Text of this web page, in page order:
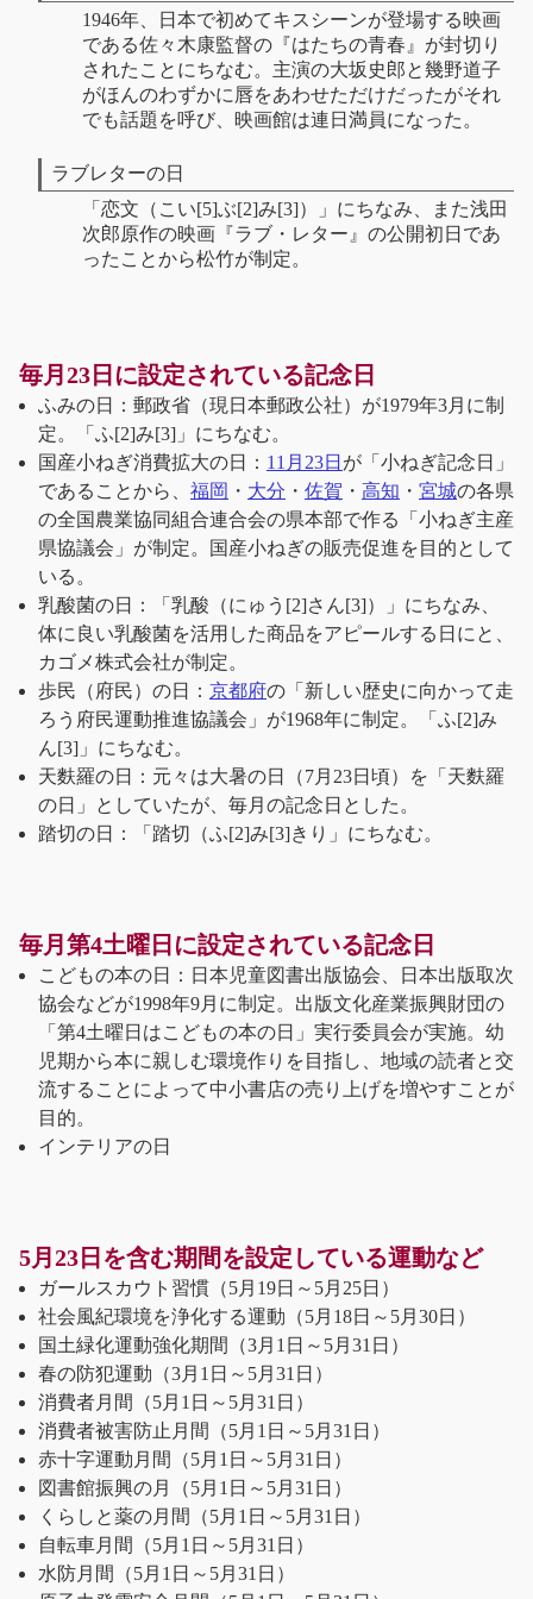
1946年、日本で初めてキスシーンが登場する映画
である佐々木康監督の『はたちの青春』が封切り
されたことにちなむ。主演の大坂史郎と幾野道子
がほんのわずかに唇をあわせただけだったがそれ
でも話題を呼び、映画館は連日満員になった。
ラブレターの日
「恋文（こい[5]ぶ[2]み[3]）」にちなみ、また浅田
次郎原作の映画『ラブ・レター』の公開初日であ
ったことから松竹が制定。
毎月23日に設定されている記念日
ふみの日：郵政省（現日本郵政公社）が1979年3月に制
定。「ふ[2]み[3]」にちなむ。
国産小ねぎ消費拡大の日： 11月23日 が「小ねぎ記念日」
であることから、 福岡 ・ 大分 ・ 佐賀 ・ 高知 ・ 宮城の各県
の全国農業協同組合連合会の県本部で作る「小ねぎ主産
県協議会」が制定。国産小ねぎの販売促進を目的として
いる。
乳酸菌の日：「乳酸（にゅう[2]さん[3]）」にちなみ、
体に良い乳酸菌を活用した商品をアピールする日にと、
カゴメ株式会社が制定。
歩民（府民）の日： 京都府の「新しい歴史に向かって走
ろう府民運動推進協議会」が1968年に制定。「ふ[2]み
ん[3]」にちなむ。
天麩羅の日：元々は大暑の日（7月23日頃）を「天麩羅
の日」としていたが、毎月の記念日とした。
踏切の日：「踏切（ふ[2]み[3]きり」にちなむ。
毎月第4土曜日に設定されている記念日
こどもの本の日：日本児童図書出版協会、日本出版取次
協会などが1998年9月に制定。出版文化産業振興財団の
「第4土曜日はこどもの本の日」実行委員会が実施。幼
児期から本に親しむ環境作りを目指し、地域の読者と交
流することによって中小書店の売り上げを増やすことが
目的。
インテリアの日
5月23日を含む期間を設定している運動など
ガールスカウト習慣（5月19日～5月25日）
社会風紀環境を浄化する運動（5月18日～5月30日）
国土緑化運動強化期間（3月1日～5月31日）
春の防犯運動（3月1日～5月31日）
消費者月間（5月1日～5月31日）
消費者被害防止月間（5月1日～5月31日）
赤十字運動月間（5月1日～5月31日）
図書館振興の月（5月1日～5月31日）
くらしと薬の月間（5月1日～5月31日）
自転車月間（5月1日～5月31日）
水防月間（5月1日～5月31日）